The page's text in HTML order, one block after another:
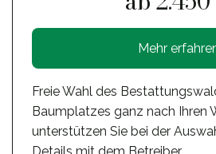
Mehr
Freie Wahl des
Baumplatzes ganz nach Ihren
unterstützen Sie bei der